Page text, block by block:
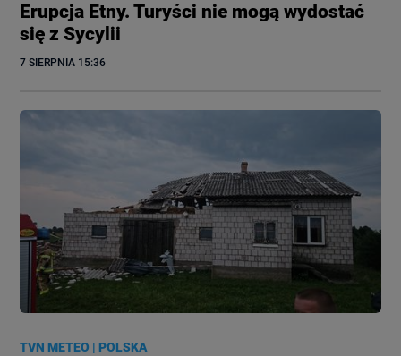
Erupcja Etny. Turyści nie mogą wydostać
się z Sycylii
7 SIERPNIA 15:36
TVN METEO |POLSKA